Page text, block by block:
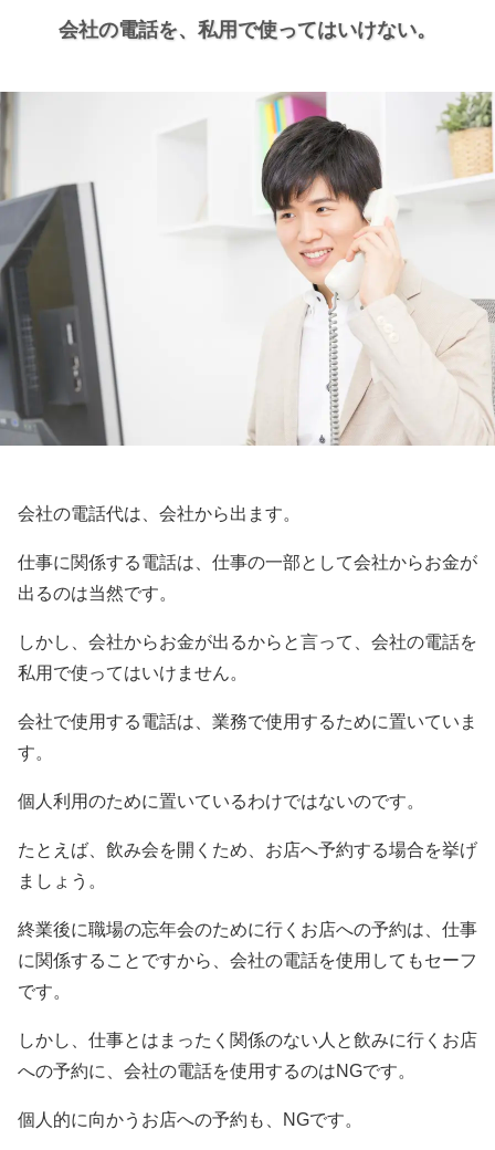
会社の電話を、 私用で使ってはいけない。
会社の電話代は、会社から出ます。
仕事に関係する電話は、仕事の一部として会社からお金が
出るのは当然です。
しかし、会社からお金が出るからと言って、会社の電話を
私用で使ってはいけません。
会社で使用する電話は、業務で使用するために置いていま
す。
個人利用のために置いているわけではないのです。
たとえば、飲み会を開くため、お店へ予約する場合を挙げ
ましょう。
終業後に職場の忘年会のために行くお店への予約は、仕事
に関係することですから、会社の電話を使用してもセーフ
です。
しかし、仕事とはまったく関係のない人と飲みに行くお店
への予約に、会社の電話を使用するのはNGです。
個人的に向かうお店への予約も、NGです。